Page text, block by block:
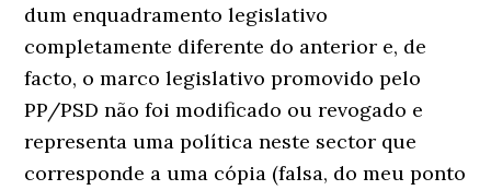
dum enquadramento legislativo
completamente diferente do anterior e, de
facto, o marco legislativo promovido pelo
PP/PSD não foi modificado ou revogado e
representa uma política neste sector que
corresponde a uma cópia (falsa, do meu ponto